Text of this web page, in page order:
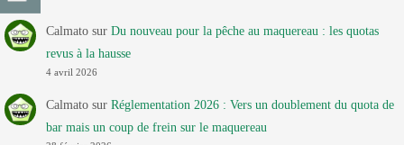
Calmatosur Du nouveau pour la pêche au maquereau : les quotas
revus à la hausse
4 avril 2026
Calmatosur Réglementation 2026 : Vers un doublement du quota de
bar mais un coup de frein sur le maquereau